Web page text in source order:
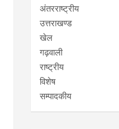
अंतरराष्ट्रीय
उत्तराखण्ड
खेल
गढ़वाली
राष्ट्रीय
विशेष
सम्पादकीय